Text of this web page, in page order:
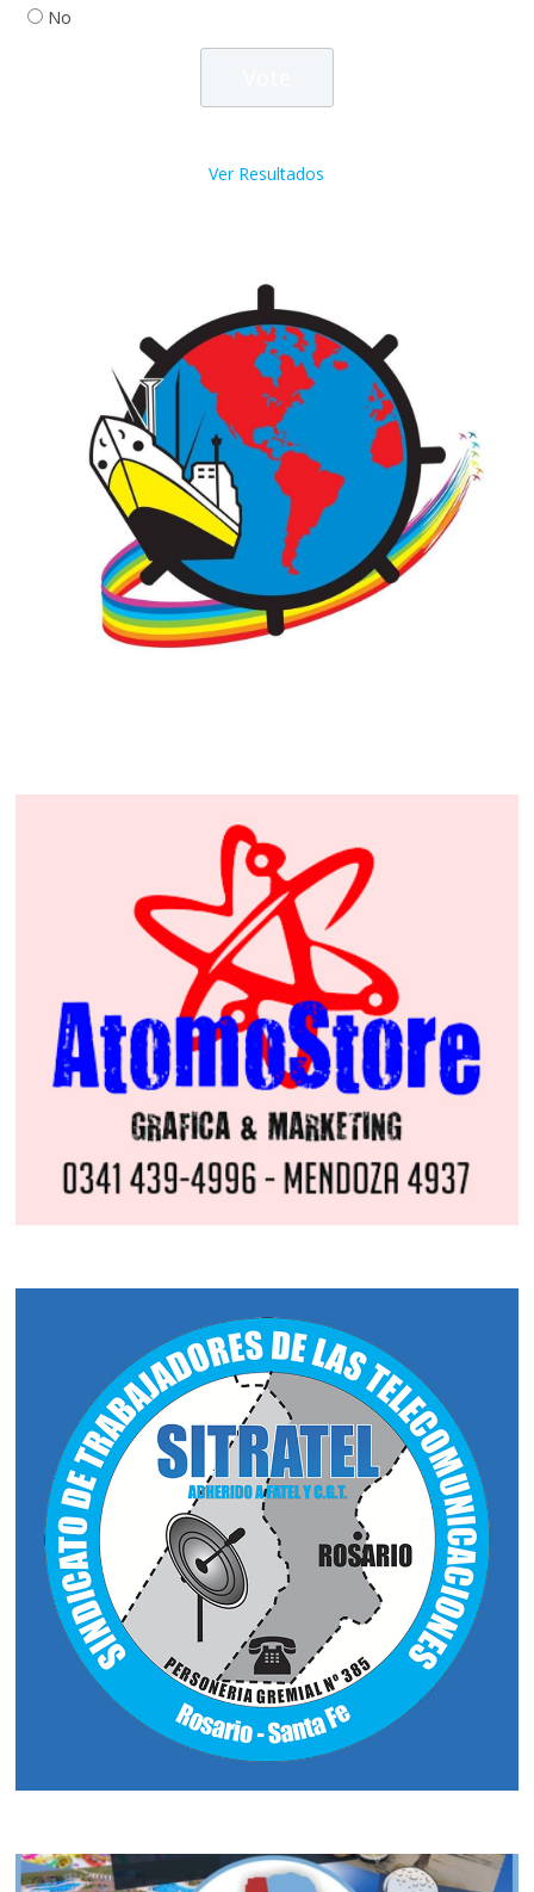
No
Ver Resultados